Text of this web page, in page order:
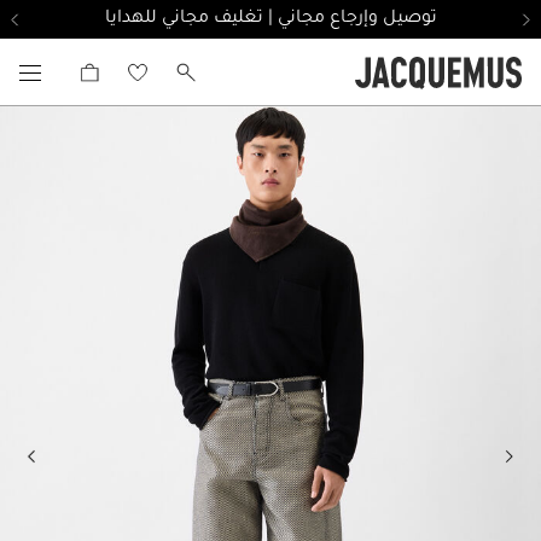
توصيل وإرجاع مجاني | تغليف مجاني للهدايا